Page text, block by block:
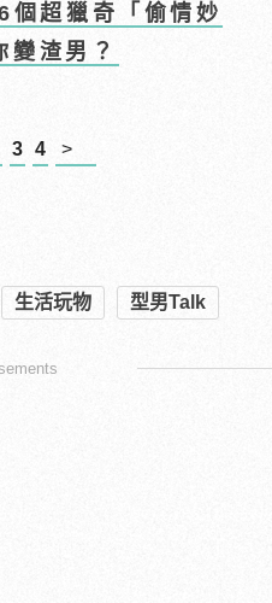
超獵奇「偷情妙
變渣男？
3 4 >
生活玩物 型男Talk